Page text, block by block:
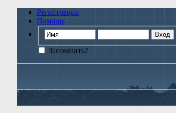
Регистрация
Помощь
Запомнить?